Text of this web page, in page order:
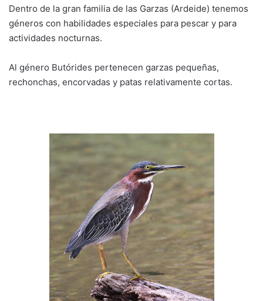
Dentro de la gran familia de las Garzas (Ardeide) tenemos
géneros con habilidades especiales para pescar y para
actividades nocturnas.
Al género Butórides pertenecen garzas pequeñas,
rechonchas, encorvadas y patas relativamente cortas.